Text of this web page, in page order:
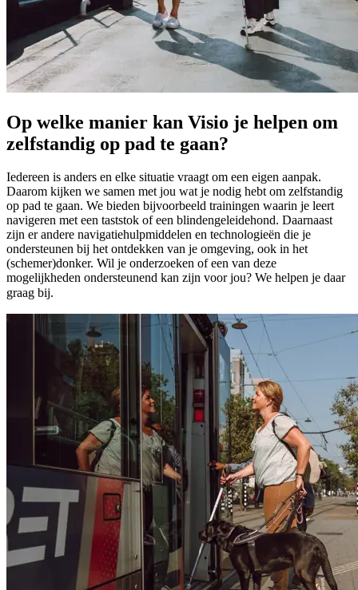
Op welke manier kan Visio je helpen om
zelfstandig op pad te gaan?
Iedereen is anders en elke situatie vraagt om een eigen aanpak.
Daarom kijken we samen met jou wat je nodig hebt om zelfstandig
op pad te gaan. We bieden bijvoorbeeld trainingen waarin je leert
navigeren met een taststok of een blindengeleidehond. Daarnaast
zijn er andere navigatiehulpmiddelen en technologieën die je
ondersteunen bij het ontdekken van je omgeving, ook in het
(schemer)donker. Wil je onderzoeken of een van deze
mogelijkheden ondersteunend kan zijn voor jou? We helpen je daar
graag bij.